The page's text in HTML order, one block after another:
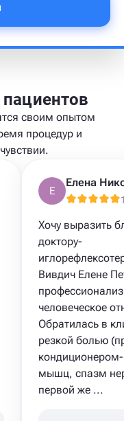
своим опытом
процедур и
Е
Елена
Хочу выразить
доктору-
Вивдич Елене
человеческое
Обратилась в
резкой болью
мышц, спазм
первой же ...